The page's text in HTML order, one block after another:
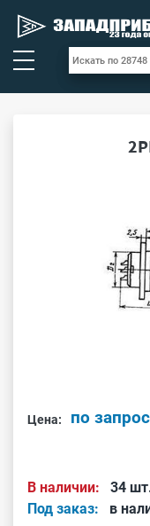
Цена: по
В наличии:
34
Под заказ:
в